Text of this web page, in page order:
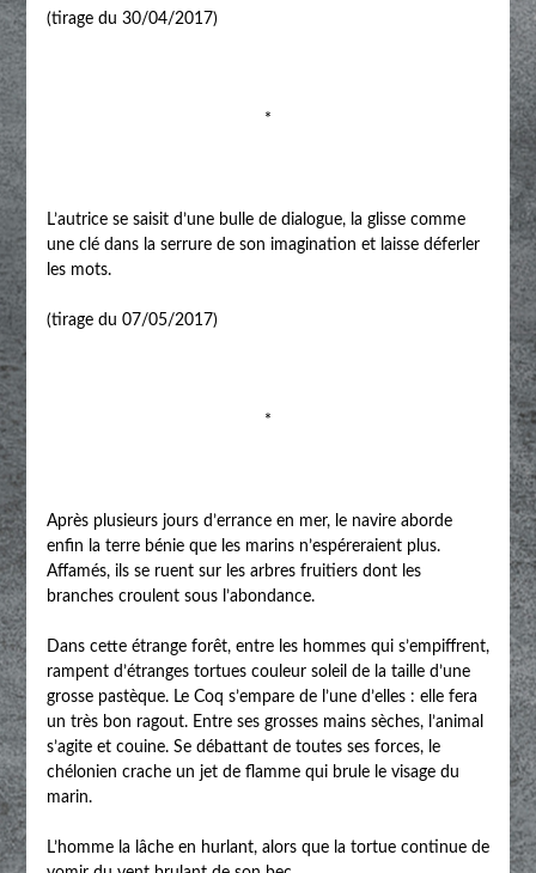
(tirage du 30/04/2017)
*
L’autrice se saisit d’une bulle de dialogue, la glisse comme
une clé dans la serrure de son imagination et laisse déferler
les mots.
(tirage du 07/05/2017)
*
Après plusieurs jours d’errance en mer, le navire aborde
enfin la terre bénie que les marins n’espéreraient plus.
Affamés, ils se ruent sur les arbres fruitiers dont les
branches croulent sous l’abondance.
Dans cette étrange forêt, entre les hommes qui s’empiffrent,
rampent d’étranges tortues couleur soleil de la taille d’une
grosse pastèque. Le Coq s’empare de l’une d’elles : elle fera
un très bon ragout. Entre ses grosses mains sèches, l’animal
s’agite et couine. Se débattant de toutes ses forces, le
chélonien crache un jet de flamme qui brule le visage du
marin.
L’homme la lâche en hurlant, alors que la tortue continue de